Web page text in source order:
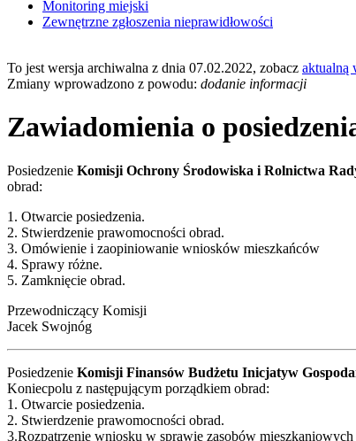
Monitoring miejski
Zewnętrzne zgłoszenia nieprawidłowości
To jest wersja archiwalna z dnia 07.02.2022, zobacz aktualną
Zmiany wprowadzono z powodu: dodanie informacji
Zawiadomienia o
Posiedzenie Komisji Ochrony Środowiska i Rolnictwa
obrad:
1. Otwarcie posiedzenia.
2. Stwierdzenie prawomocności obrad.
3. Omówienie i zaopiniowanie wniosków mieszkańców
4. Sprawy różne.
5. Zamknięcie obrad.
Przewodniczący Komisji
Jacek Swojnóg
Posiedzenie Komisji Finansów Budżetu Inicjatyw
Koniecpolu z następującym porządkiem obrad:
1. Otwarcie posiedzenia.
2. Stwierdzenie prawomocności obrad.
3.Rozpatrzenie wniosku w sprawie zasobów